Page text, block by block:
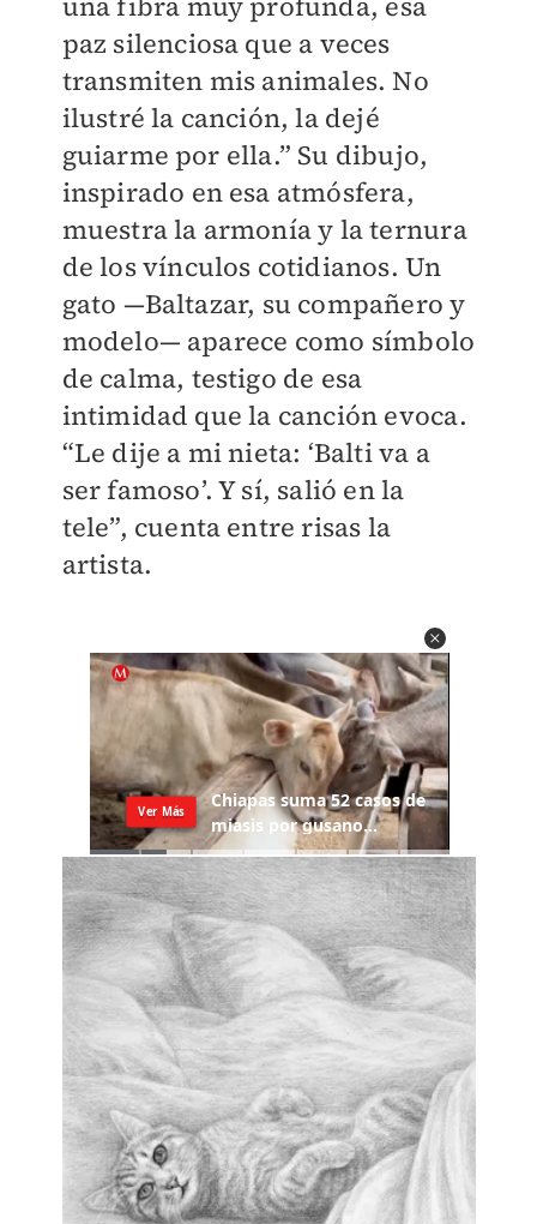
paz silenciosa que a veces
transmiten mis animales. No
ilustré la canción, la dejé
guiarme por ella.” Su dibujo,
inspirado en esa atmósfera,
muestra la armonía y la ternura
de los vínculos cotidianos. Un
gato —Baltazar, su compañero y
modelo— aparece como símbolo
de calma, testigo de esa
intimidad que la canción evoca.
“Le dije a mi nieta: ‘Balti va a
ser famoso’. Y sí, salió en la
tele”, cuenta entre risas la
artista.